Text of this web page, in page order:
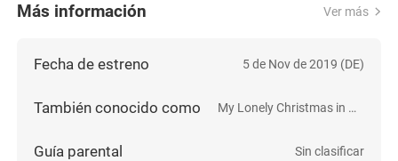
Más información Ver más
Fecha de estreno 5 de Nov de 2019 (DE)
También conocido como My Lonely Christmas in Berlin
Guía parental Sin clasificar